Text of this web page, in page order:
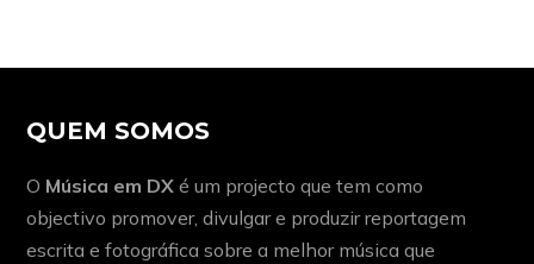
QUEM SOMOS
O Música em DX é um projecto que tem como
objectivo promover, divulgar e produzir reportagem
escrita e fotográfica sobre a melhor música que